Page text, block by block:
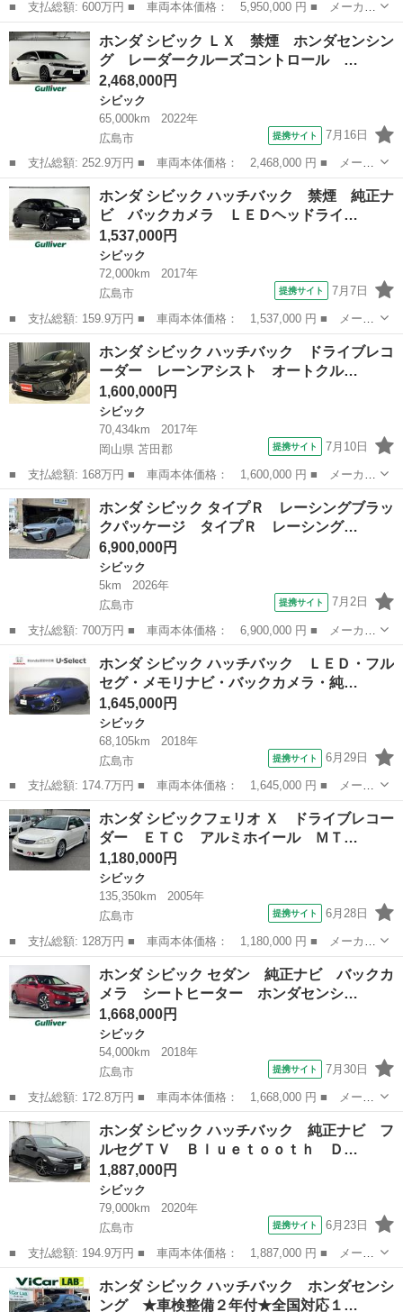
■ 支払総額: 600万円 ■ 車両本体価格： 5,950,000 円 ■ メーカー
名： ホンダ ■ 車種名： シビック ■ グレード名： タイプＲ
タイプＲ ６速マニュアル ターボ ワンオーナー 禁煙車 ナビ
バックカメ...
広島 東広島市 シビック
ホンダ シビック ＬＸ 禁煙 ホンダセンシン
グ レーダークルーズコントロール …
2,468,000円
シビック
65,000km
2022年
広島市
提携サイト 7月16日
■ 支払総額: 252.9万円 ■ 車両本体価格： 2,468,000 円 ■ メーカ
ー名： ホンダ ■ 車種名： シビック ■ グレード名： ＬＸ 禁
煙 ホンダセンシング レーダークルーズコントロール 純正ナビ
バックカ...
広島 広島市 シビック
ホンダ シビック ハッチバック 禁煙 純正ナ
ビ バックカメラ ＬＥＤヘッドライ…
1,537,000円
シビック
72,000km
2017年
広島市
提携サイト 7月7日
■ 支払総額: 159.9万円 ■ 車両本体価格： 1,537,000 円 ■ メーカ
ー名： ホンダ ■ 車種名： シビック ■ グレード名： ハッチバ
ック 禁煙 純正ナビ バックカメラ ＬＥＤヘッドライト クルー
ズコント...
広島 広島市 シビック
ホンダ シビック ハッチバック ドライブレコ
ーダー レーンアシスト オートクル…
1,600,000円
シビック
70,434km
2017年
岡山県 苫田郡
提携サイト 7月10日
■ 支払総額: 168万円 ■ 車両本体価格： 1,600,000 円 ■ メーカー
名： ホンダ ■ 車種名： シビック ■ グレード名： ハッチバッ
ク ドライブレコーダー レーンアシスト オートクルーズコントロ
ール 衝突...
岡山 苫田郡 シビック
ホンダ シビック タイプＲ レーシングブラッ
クパッケージ タイプＲ レーシング…
6,900,000円
シビック
5km
2026年
広島市
提携サイト 7月2日
■ 支払総額: 700万円 ■ 車両本体価格： 6,900,000 円 ■ メーカー
名： ホンダ ■ 車種名： シビック ■ グレード名： タイプＲ
レーシングブラックパッケージ タイプＲ レーシングブラックパッ
ケージ 登...
広島 シビック
ホンダ シビック ハッチバック ＬＥＤ・フル
セグ・メモリナビ・バックカメラ・純…
1,645,000円
シビック
68,105km
2018年
広島市
提携サイト 6月29日
■ 支払総額: 174.7万円 ■ 車両本体価格： 1,645,000 円 ■ メーカ
ー名： ホンダ ■ 車種名： シビック ■ グレード名： ハッチバ
ック ＬＥＤ・フルセグ・メモリナビ・バックカメラ・純正ＡＷ・シ
ートヒー...
広島 広島市 シビック
ホンダ シビックフェリオ Ｘ ドライブレコー
ダー ＥＴＣ アルミホイール ＭＴ…
1,180,000円
シビック
135,350km
2005年
広島市
提携サイト 6月28日
■ 支払総額: 128万円 ■ 車両本体価格： 1,180,000 円 ■ メーカー
名： ホンダ ■ 車種名： シビックフェリオ ■ グレード名：
Ｘ ドライブレコーダー ＥＴＣ アルミホイール ＭＴ キーレス
エントリー ...
広島 広島市 シビック
ホンダ シビック セダン 純正ナビ バックカ
メラ シートヒーター ホンダセンシ…
1,668,000円
シビック
54,000km
2018年
広島市
提携サイト 7月30日
■ 支払総額: 172.8万円 ■ 車両本体価格： 1,668,000 円 ■ メーカ
ー名： ホンダ ■ 車種名： シビック ■ グレード名： セダン
純正ナビ バックカメラ シートヒーター ホンダセンシング レー
ダークル...
広島 広島市 シビック
ホンダ シビック ハッチバック 純正ナビ フ
ルセグＴＶ Ｂｌｕｅｔｏｏｔｈ Ｄ…
1,887,000円
シビック
79,000km
2020年
広島市
提携サイト 6月23日
■ 支払総額: 194.9万円 ■ 車両本体価格： 1,887,000 円 ■ メーカ
ー名： ホンダ ■ 車種名： シビック ■ グレード名： ハッチバ
ック 純正ナビ フルセグＴＶ Ｂｌｕｅｔｏｏｔｈ ＤＶＤ ホン
ダセンシ...
広島 広島市 シビック
ホンダ シビック ハッチバック ホンダセンシ
ング ★車検整備２年付★全国対応１…